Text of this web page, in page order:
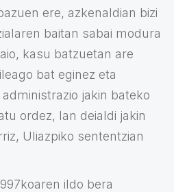
ere, azkenaldian bizi
baitan sabai modura
kasu batzuetan are
bat eginez eta
jakin bateko
ordez, lan deialdi jakin
Uliazpiko sententzian
ildo bera